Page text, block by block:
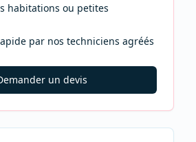
habitations ou petites
par nos techniciens agréés
un devis